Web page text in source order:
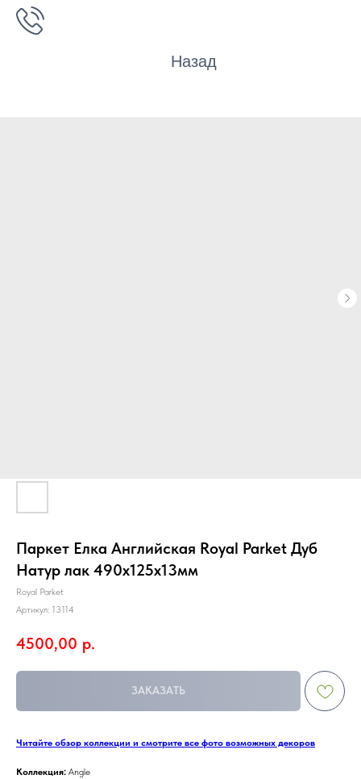
Назад
Паркет Елка Английская Royal Parket Дуб
Натур лак 490х125х13мм
Royal Parket
Артикул: 13114
4500,00 р.
ЗАКАЗАТЬ
Читайте обзор коллекции и смотрите все фото возможных декоров
Коллекция: Angle